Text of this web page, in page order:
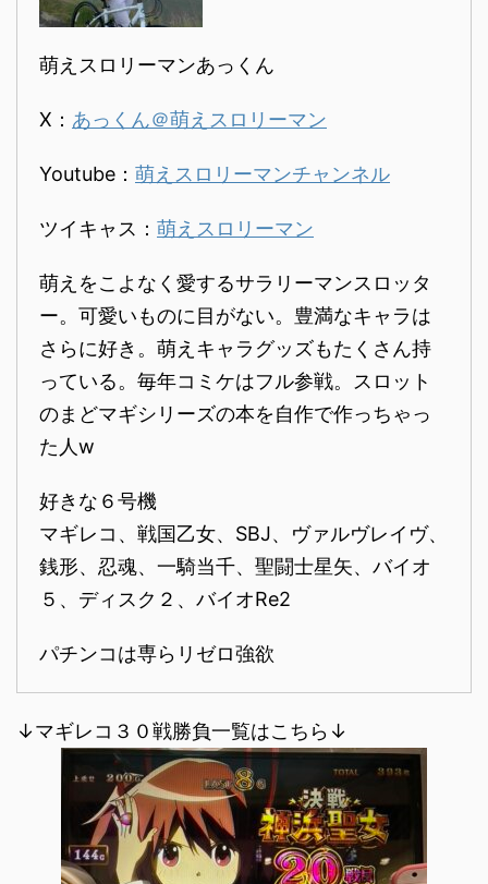
萌えスロリーマンあっくん
X： あっくん＠萌えスロリーマン
Youtube： 萌えスロリーマンチャンネル
ツイキャス： 萌えスロリーマン
萌えをこよなく愛するサラリーマンスロッタ
ー。可愛いものに目がない。豊満なキャラは
さらに好き。萌えキャラグッズもたくさん持
っている。毎年コミケはフル参戦。スロット
のまどマギシリーズの本を自作で作っちゃっ
た人w
好きな６号機
マギレコ、戦国乙女、SBJ、ヴァルヴレイヴ、
銭形、忍魂、一騎当千、聖闘士星矢、バイオ
５、ディスク２、バイオRe2
パチンコは専らリゼロ強欲
↓マギレコ３０戦勝負一覧はこちら↓